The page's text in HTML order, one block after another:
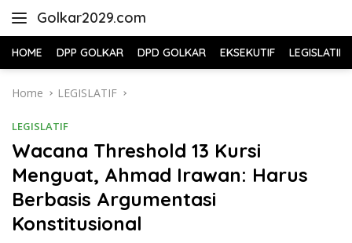
Golkar2029.com
HOME DPP GOLKAR DPD GOLKAR EKSEKUTIF LEGISLATIF
Home LEGISLATIF
LEGISLATIF
Wacana Threshold 13 Kursi
Menguat, Ahmad Irawan: Harus
Berbasis Argumentasi
Konstitusional